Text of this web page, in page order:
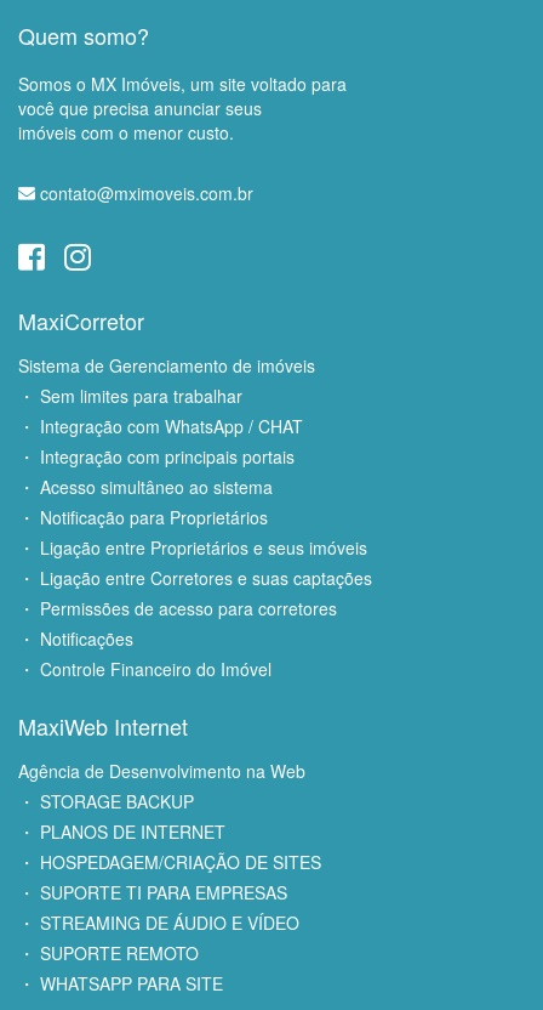
Quem somo?
Somos o MX Imóveis, um site voltado para
você que precisa anunciar seus
imóveis com o menor custo.
contato@mximoveis.com.br
MaxiCorretor
Sistema de Gerenciamento de imóveis
・ Sem limites para trabalhar
・ Integração com WhatsApp / CHAT
・ Integração com principais portais
・ Acesso simultâneo ao sistema
・ Notificação para Proprietários
・ Ligação entre Proprietários e seus imóveis
・ Ligação entre Corretores e suas captações
・ Permissões de acesso para corretores
・ Notificações
・ Controle Financeiro do Imóvel
MaxiWeb Internet
Agência de Desenvolvimento na Web
・ STORAGE BACKUP
・ PLANOS DE INTERNET
・ HOSPEDAGEM/CRIAÇÃO DE SITES
・ SUPORTE TI PARA EMPRESAS
・ STREAMING DE ÁUDIO E VÍDEO
・ SUPORTE REMOTO
・ WHATSAPP PARA SITE